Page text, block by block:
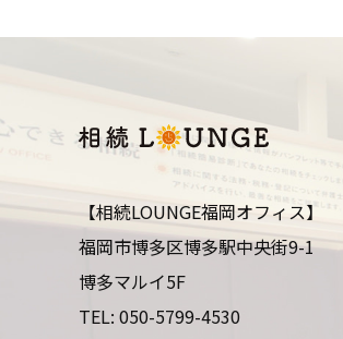
【相続LOUNGE福岡オフィス】
福岡市博多区博多駅中央街9-1
博多マルイ5F
TEL: 050-5799-4530